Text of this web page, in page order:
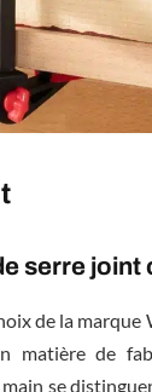
serre joint
de la marque
matière de
main se